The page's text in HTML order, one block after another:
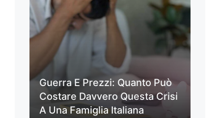
Guerra E Prezzi: Quanto Può
Costare Davvero Questa Crisi
A Una Famiglia Italiana